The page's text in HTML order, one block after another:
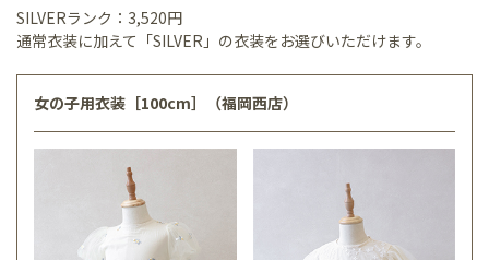
SILVERランク：3,520円
通常衣装に加えて「SILVER」の衣装をお選びいただけます。
女の子用衣装［100cm］（福岡西店）